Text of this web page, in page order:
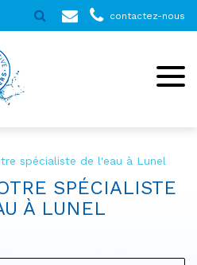
contactez-nous
spécialiste de l'eau à Lunel
SPÉCIALISTE
À LUNEL